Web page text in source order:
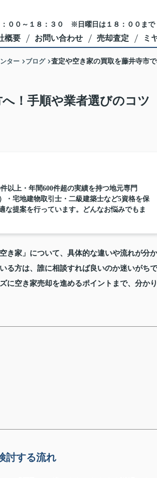
：００～１８：３０ ※日曜日は１８：００ま
概要 お問い合わせ 売却査定 ミ
ター ブログ 査定や空き家の買取を藤井寺市
！手順や業者選びのコツ
以上・年間600件超の実績を持つ地元専門
・宅地建物取引士・二級建築士など5資格を保
な提案を行っています。どんなお悩みでもま
き家」について、具体的な違いや流れが分か
る方は、誰に相談すれば良いのか迷いがちで
に空き家売却を進めるポイントまで、分かり
討する流れ